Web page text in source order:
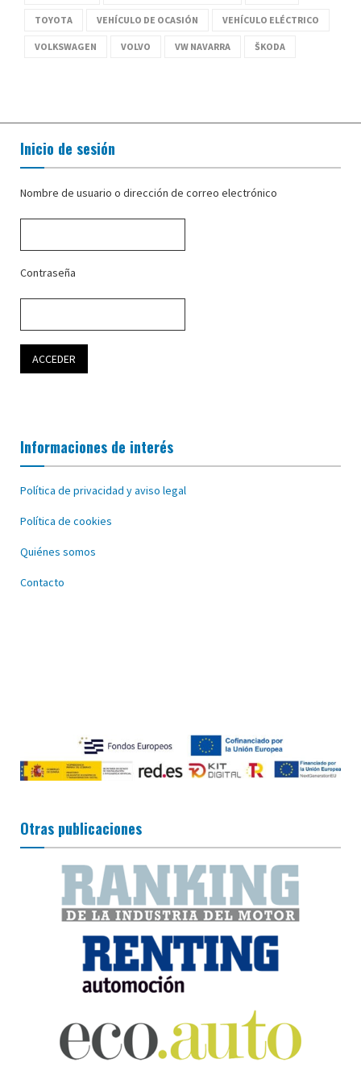
TOYOTA VEHÍCULO DE OCASIÓN VEHÍCULO ELÉCTRICO
VOLKSWAGEN VOLVO VW NAVARRA ŠKODA
Inicio de sesión
Nombre de usuario o dirección de correo electrónico
Contraseña
Informaciones de interés
Política de privacidad y aviso legal
Política de cookies
Quiénes somos
Contacto
Otras publicaciones